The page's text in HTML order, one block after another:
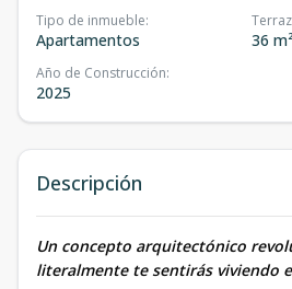
Tipo de inmueble:
Apartamentos 36 m²
Año de Construcción:
2025
Descripción
Un concepto arquitectónico
literalmente te sentirás viviendo